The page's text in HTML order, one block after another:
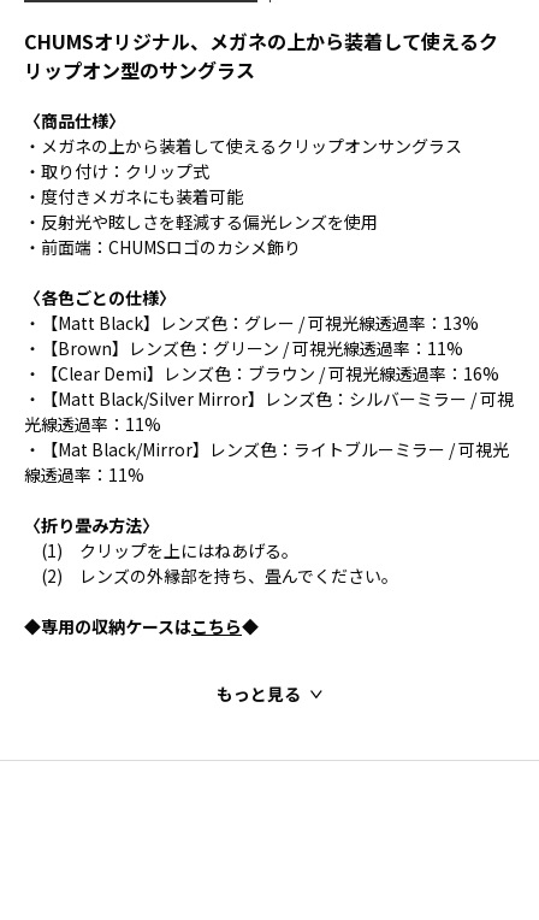
CHUMSオリジナル、メガネの上から装着して使えるク
リップオン型のサングラス
〈商品仕様〉
・メガネの上から装着して使えるクリップオンサングラス
・取り付け：クリップ式
・度付きメガネにも装着可能
・反射光や眩しさを軽減する偏光レンズを使用
・前面端：CHUMSロゴのカシメ飾り
〈各色ごとの仕様〉
・【Matt Black】レンズ色：グレー / 可視光線透過率：13%
・【Brown】レンズ色：グリーン / 可視光線透過率：11%
・【Clear Demi】レンズ色：ブラウン / 可視光線透過率：16%
・【Matt Black/Silver Mirror】レンズ色：シルバーミラー / 可視
光線透過率：11%
・【Mat Black/Mirror】レンズ色：ライトブルーミラー / 可視光
線透過率：11%
〈折り畳み方法〉
(1) クリップを上にはねあげる。
(2) レンズの外縁部を持ち、畳んでください。
◆専用の収納ケースはこちら◆
もっと見る